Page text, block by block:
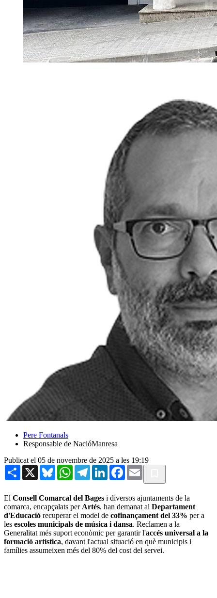
Pere Fontanals
Responsable de NacióManresa
Publicat el 05 de novembre de 2025 a les 19:19
Share X BlueskyWhatsAppTelegramLinkedInFacebook
Email
El Consell Comarcal del Bages i diversos ajuntaments de la
comarca, encapçalats per Artés, han demanat al Departament
d'Educació recuperar el model de cofinançament del 33% per a
les escoles municipals de música i dansa. Reclamen a la
Generalitat més suport econòmic per garantir l'accés universal a la
formació artística, davant l'actual situació en què municipis i
famílies assumeixen més del 80% del cost del servei.